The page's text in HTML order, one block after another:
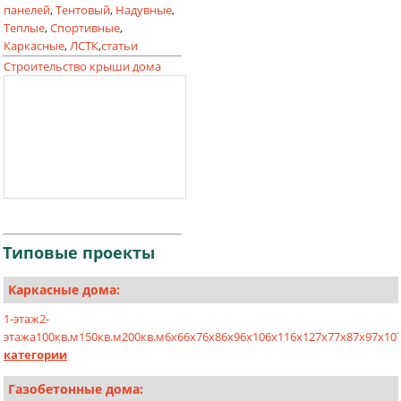
панелей,Тентовый, Надувные,
Теплые,Спортивные,
Каркасные,ЛСТК,статьи
Строительство крыши дома
Типовые проекты
Каркасные дома:
1-этаж2-
этажа100кв.м150кв.м200кв.м6х66х76х86х96х106х116х127х77х87х97х10
категории
Газобетонные дома: